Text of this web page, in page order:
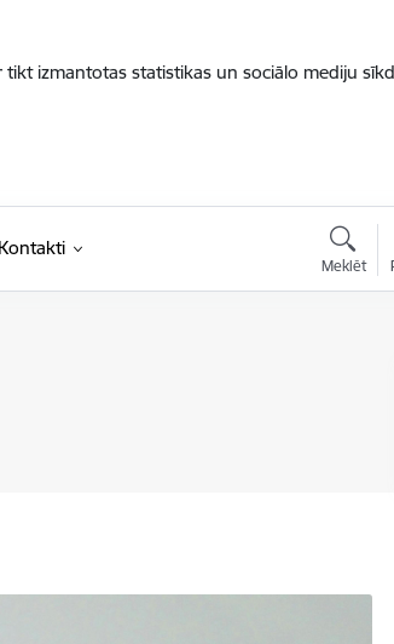
izmantotas statistikas un sociālo mediju
Kontakti
Meklēt